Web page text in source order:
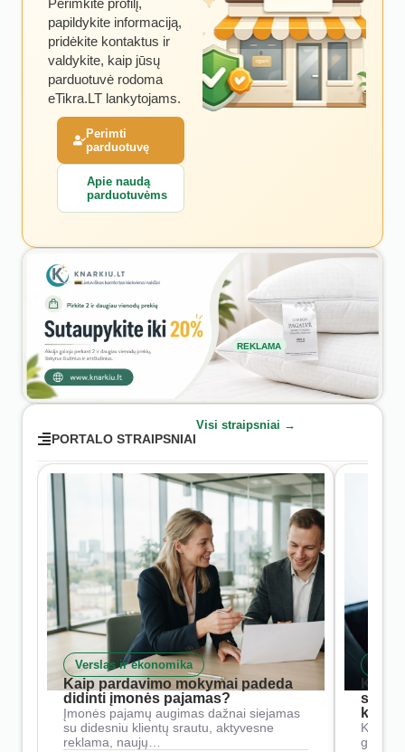
Perimkite profilį,
papildykite informaciją,
pridėkite kontaktus ir
valdykite, kaip jūsų
parduotuvė rodoma
eTikra.LT lankytojams.
Perimti
parduotuvę
Apie naudą
parduotuvėms
REKLAMA
PORTALO STRAIPSNIAI
Visi straipsniai →
Verslas ir ekonomika
Kaip pardavimo mokymai padeda
didinti įmonės pajamas?
Įmonės pajamų augimas dažnai siejamas
su didesniu klientų srautu, aktyvesne
reklama, naujų…
Kaip